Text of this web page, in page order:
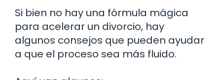
Si bien no hay una fórmula mágica
para acelerar un divorcio, hay
algunos consejos que pueden ayudar
a que el proceso sea más fluido.